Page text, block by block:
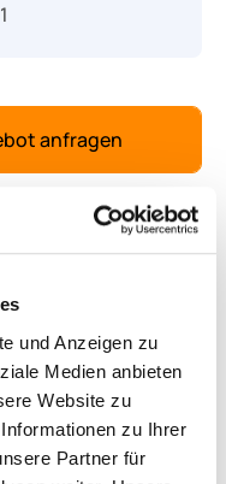
und Anzeigen zu
Medien anbieten
Website zu
zu Ihrer
Partner für
1
anfragen